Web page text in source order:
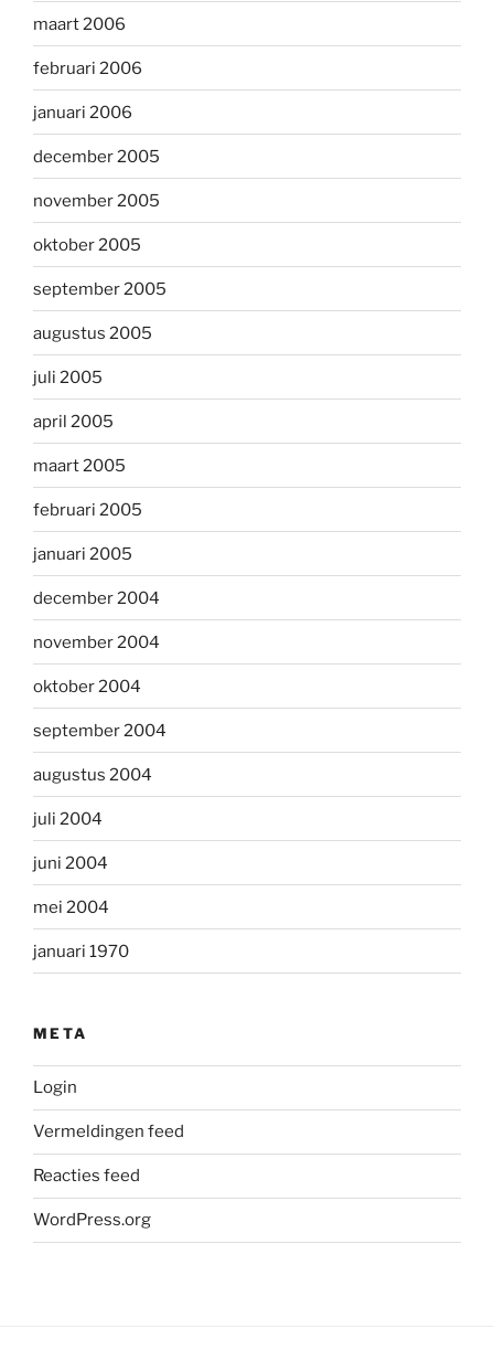
maart 2006
februari 2006
januari 2006
december 2005
november 2005
oktober 2005
september 2005
augustus 2005
juli 2005
april 2005
maart 2005
februari 2005
januari 2005
december 2004
november 2004
oktober 2004
september 2004
augustus 2004
juli 2004
juni 2004
mei 2004
januari 1970
META
Login
Vermeldingen feed
Reacties feed
WordPress.org